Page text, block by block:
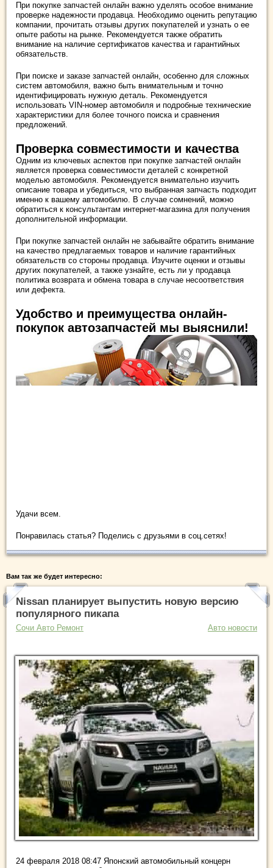
При покупке запчастей онлайн важно уделять особое внимание
проверке надежности продавца. Необходимо оценить репутацию
компании, прочитать отзывы других покупателей и узнать о ее
опыте работы на рынке. Рекомендуется также обратить
внимание на наличие сертификатов качества и гарантийных
обязательств.
При поиске и заказе запчастей онлайн, особенно для сложных
систем автомобиля, важно быть внимательным и точно
идентифицировать нужную деталь. Рекомендуется
использовать VIN-номер автомобиля и подробные технические
характеристики для более точного поиска и сравнения
предложений.
Проверка совместимости и качества
Одним из ключевых аспектов при покупке запчастей онлайн
является проверка совместимости деталей с конкретной
моделью автомобиля. Рекомендуется внимательно изучить
описание товара и убедиться, что выбранная запчасть подходит
именно к вашему автомобилю. В случае сомнений, можно
обратиться к консультантам интернет-магазина для получения
дополнительной информации.
При покупке запчастей онлайн не забывайте обратить внимание
на качество предлагаемых товаров и наличие гарантийных
обязательств со стороны продавца. Изучите оценки и отзывы
других покупателей, а также узнайте, есть ли у продавца
политика возврата и обмена товара в случае несоответствия
или дефекта.
Удобство и преимущества онлайн-
покупок автозапчастей мы выяснили!
Удачи всем.
Понравилась статья? Поделись с друзьями в соц.сетях!
Вам так же будет интересно:
Nissan планирует выпустить новую версию
популярного пикапа
Сочи Авто Ремонт Авто новости
24 февраля 2018 08:47 Японский автомобильный концерн